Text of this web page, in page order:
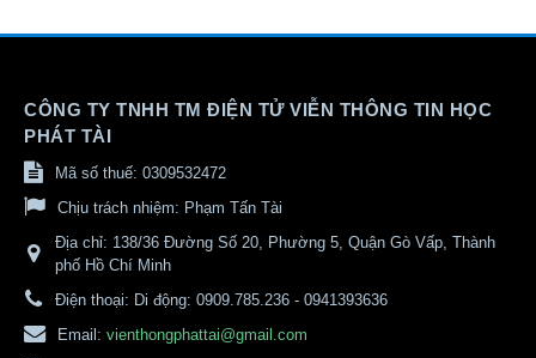
CÔNG TY TNHH TM ĐIỆN TỬ VIỄN THÔNG TIN HỌC
PHÁT TÀI
Mã số thuế: 0309532472
Chịu trách nhiệm: Phạm Tấn Tài
Địa chỉ: 138/36 Đường Số 20, Phường 5, Quận Gò Vấp, Thành
phố Hồ Chí Minh
Điện thoại: Di động: 0909.785.236 - 0941393636
Email: vienthongphattai@gmail.com